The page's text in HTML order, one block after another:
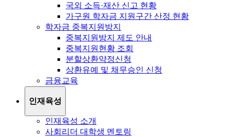
국외 소득·재산 신고 현황
가구원 학자금 지원구간 산정 현황
학자금 중복지원방지
중복지원방지 제도 안내
중복지원현황 조회
분할상환약정신청
상환유예 및 채무승인 신청
금융교육
인재육성
인재육성 소개
사회리더 대학생 멘토링